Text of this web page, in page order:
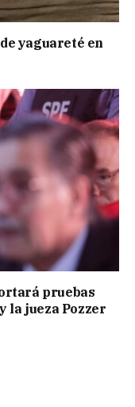
yaguareté en
pruebas
la jueza Pozzer